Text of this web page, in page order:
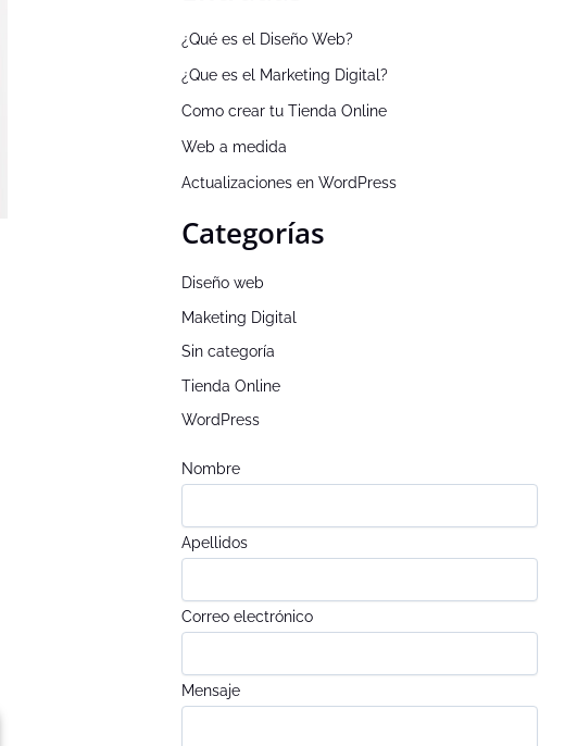
¿Qué es el Diseño Web?
¿Que es el Marketing Digital?
Como crear tu Tienda Online
Web a medida
Actualizaciones en WordPress
Categorías
Diseño web
Maketing Digital
Sin categoría
Tienda Online
WordPress
Nombre
Apellidos
Correo electrónico
Mensaje